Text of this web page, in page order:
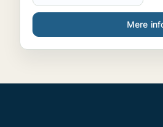
Mere